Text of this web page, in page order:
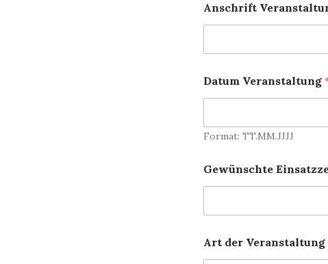
a
m
E
n
s
a
z
z
i
r
n
s
Anschrift
Datum Veranstaltung
Format: TT.MM.JJJJ
Gewünschte
Art der Veranstaltung